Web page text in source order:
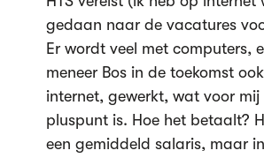
gedaan naar de vacatures
Er wordt veel met computers,
meneer Bos in de toekomst
internet, gewerkt, wat voor mij
pluspunt is. Hoe het betaalt?
een gemiddeld salaris, maar